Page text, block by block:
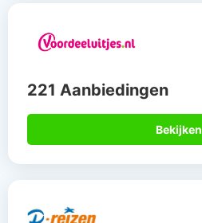
221 Aanbiedingen
Bekijken